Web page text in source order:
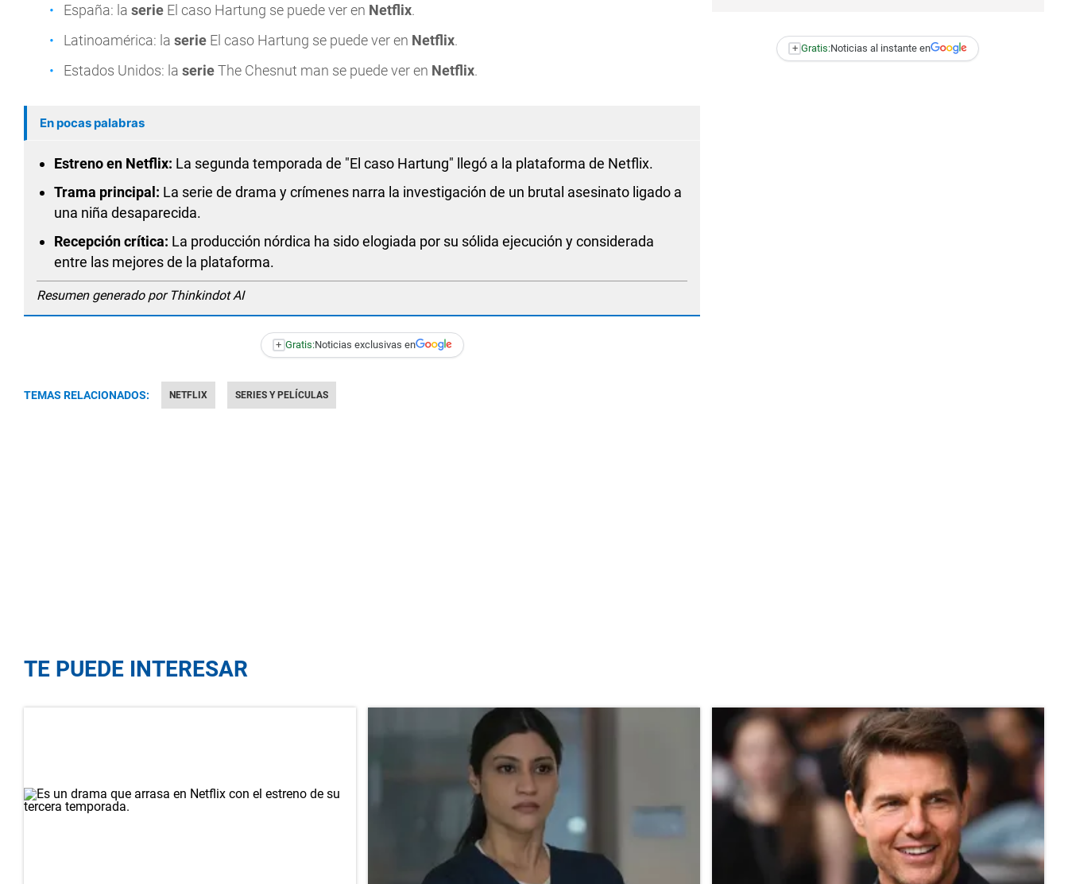
España: la serie El caso Hartung se puede ver en Netflix.
Latinoamérica: la serie El caso Hartung se puede ver en Netflix.
Estados Unidos: la serieThe Chesnut man se puede ver en Netflix.
En pocas palabras
Estreno en Netflix: La segunda temporada de "El caso Hartung" llegó a la plataforma de Netflix.
Trama principal: La serie de drama y crímenes narra la investigación de un brutal asesinato ligado a
una niña desaparecida.
Recepción crítica: La producción nórdica ha sido elogiada por su sólida ejecución y considerada
entre las mejores de la plataforma.
Resumen generado por Thinkindot AI
+ Gratis:Noticias exclusivas en
TEMAS RELACIONADOS: NETFLIX SERIES Y PELÍCULAS
+ Gratis:Noticias al instante en
TE PUEDE INTERESAR